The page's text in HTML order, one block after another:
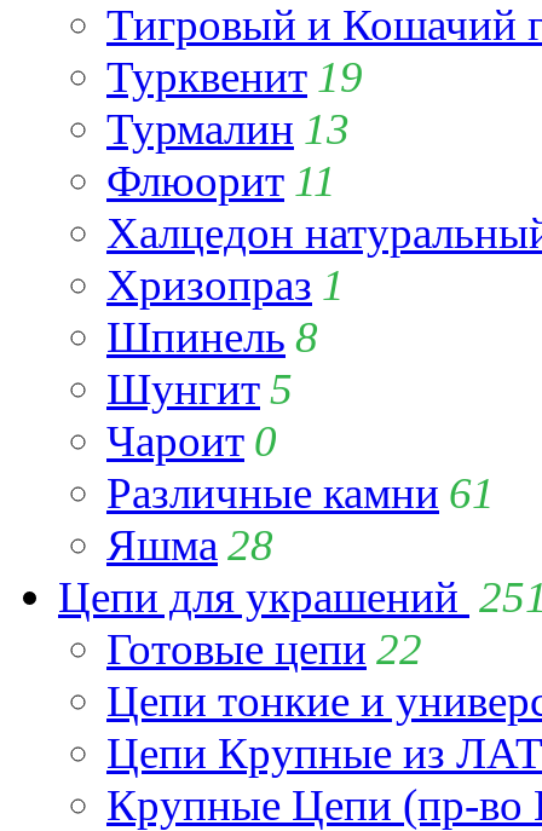
Тигровый и Кошачий
Турквенит 19
Турмалин 13
Флюорит 11
Халцедон
Хризопраз 1
Шпинель 8
Шунгит5
Чароит 0
Различные камни 61
Яшма 28
Цепи для украшений
Готовые цепи 22
Цепи тонкие и
Цепи Крупные из
Крупные Цепи (пр-во